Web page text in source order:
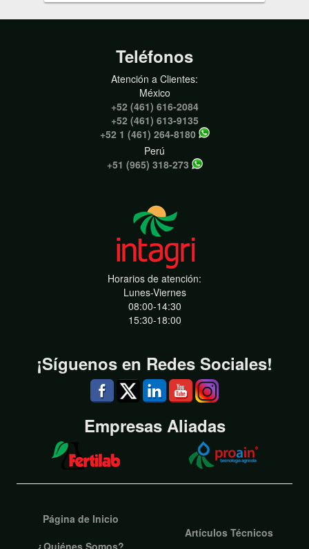
Teléfonos
Atención a Clientes:
México
+52 (461) 616-2084
+52 (461) 613-9135
+52 1 (461) 264-8180
Perú
+51 (965) 318-273
Horarios de atención:
Lunes-Viernes
08:00-14:30
15:30-18:00
¡Síguenos en Redes Sociales!
Empresas Aliadas
Página de Inicio
¿Quiénes Somos?
Artículos Técnicos